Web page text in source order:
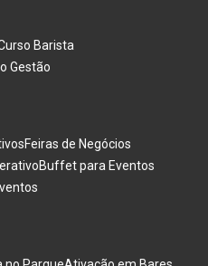
Barista
Gestão
Feiras de Negócios
Buffet para Eventos